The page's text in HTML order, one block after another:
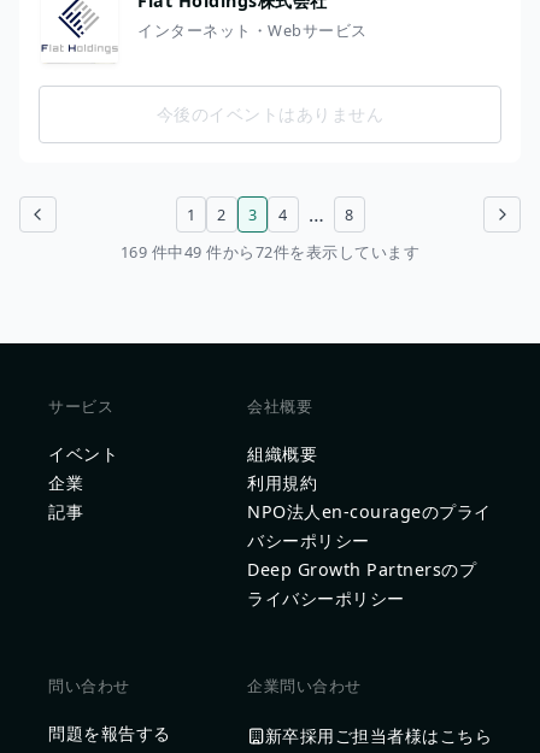
インターネット・Webサービス
今後のイベントはありません
前のページ 次のページ
1 2 3 4 …
8
169 件中49 件から72件を表示しています
サービス
イベント
企業
記事
会社概要
組織概要
利用規約
NPO法人en-courageのプライ
バシーポリシー
Deep Growth Partnersのプ
ライバシーポリシー
問い合わせ
問題を報告する
企業問い合わせ
新卒採用ご担当者様はこちら